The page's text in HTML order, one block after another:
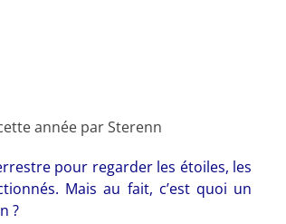
année par Sterenn
pour regarder les étoiles, les
Mais au fait, c’est quoi un
?